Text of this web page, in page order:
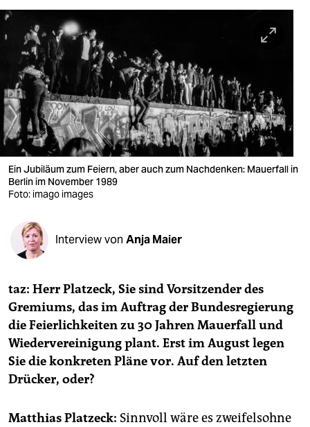
berlin
nord
wahrheit
verlag
verlag
veranstaltungen
shop
fragen & hilfe
unterstützen
genossenschaft
epaper login
Ein Jubiläum zum Feiern, aber auch zum Nachdenken: Mauerfall in
Berlin im November 1989
Foto: imago images
Interview von Anja Maier
taz: Herr Platzeck, Sie sind Vorsitzender des
Gremiums, das im Auftrag der Bundesregierung
die Feierlichkeiten zu 30 Jahren Mauerfall und
Wiedervereinigung plant. Erst im August legen
Sie die konkreten Pläne vor. Auf den letzten
Drücker, oder?
Matthias Platzeck: Sinnvoll wäre es zweifelsohne